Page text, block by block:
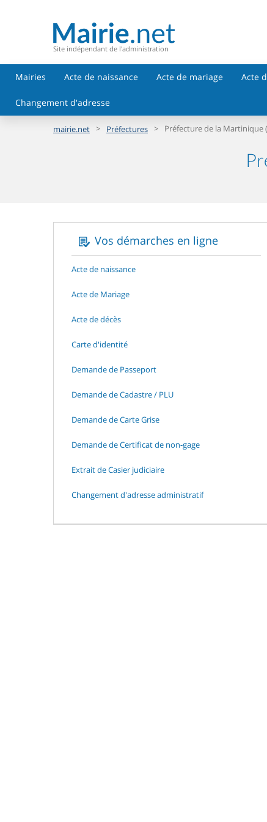
Site indépendant de l'administration
Mairies Acte de naissance Acte de mariage Acte
Changement d'adresse
mairie.net > Préfectures > Préfecture de la Martinique
Vos démarches en ligne
Acte de naissance
Acte de Mariage
Acte de décès
Carte d'identité
Demande de Passeport
Demande de Cadastre / PLU
Demande de Carte Grise
Demande de Certificat de non-gage
Extrait de Casier judiciaire
Changement d'adresse administratif